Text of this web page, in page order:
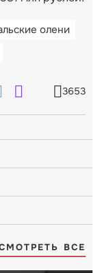
олени
3653
ВСЕ